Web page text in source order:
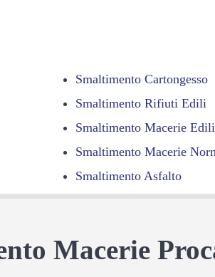
Smaltimento Cartongesso
Smaltimento Rifiuti Edili
Smaltimento Macerie Edili
Smaltimento Macerie
Smaltimento Asfalto
Macerie